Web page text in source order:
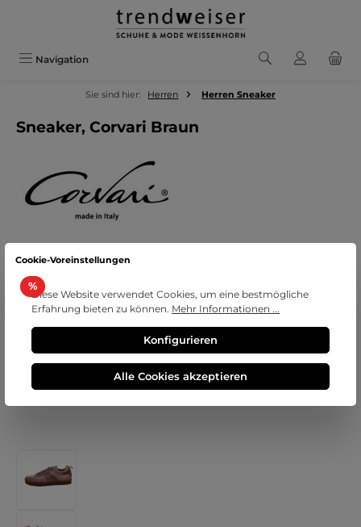
Zum Hauptinhalt springen
Navigation
Sie sind hier: Herren Herren Sneaker
Sneaker, Corvari Braun
Bildergalerie überspringen
%Rabatt
Cookie-Voreinstellungen
Diese Website verwendet Cookies, um eine bestmögliche
Erfahrung bieten zu können. Mehr Informationen ...
Konfigurieren
Alle Cookies akzeptieren